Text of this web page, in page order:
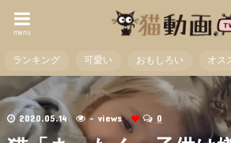
menu
ランキング 可愛い おもしろい オス
2020.05.14 - views 0